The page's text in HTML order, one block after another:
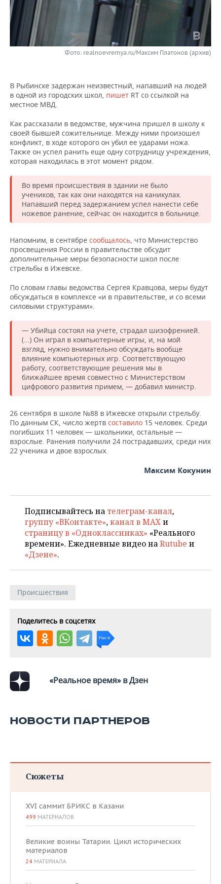
НЕФТЕХИМИЯ
НЕФТЬ
ОПК
РОЗНИЧНАЯ ТОРГОВЛЯ
ТРАНСПОРТ
НОВОСТИ ТЕХНОЛОГИЙ
IT
ТЕЛЕКОММУНИКАЦИИ
МЕРОПРИЯТИЯ
НОВОСТИ МЕРОПРИЯТИЙ
БИЗНЕС-БРАНЧИ
ONLINE-КОНФЕРЕНЦИИ
ОТКРЫТАЯ ЛЕКЦИЯ
СПОРТ
ФУТБОЛ
ХОККЕЙ
БАСКЕТБОЛ
ВОЛЕЙБОЛ
КИБЕРСПОРТ
ФИГУРНОЕ КАТАНИЕ
ВОДНЫЕ ВИДЫ СПОРТА
ХОККЕЙ С МЯЧОМ
НОВОСТИ ОБЩЕСТВА
ВЛАСТЬ
ИНФРАСТРУКТУРА
ИСТОРИЯ
КУЛЬТУРА
МЕДИЦИНА
ОБРАЗОВАНИЕ
ПРОИСШЕСТВИЯ
ФОТОГАЛЕРЕЯ
СЮЖЕТЫ
СПРАВОЧНИК
СПИСОК ПЕРСОН
СПИСОК КОМПАНИЙ
ПОЛНАЯ ВЕРСИЯ
Фото: realnoevremya.ru/Максим Платонов (архив)
В Рыбинске задержан неизвестный, напавший на людей
в одной из городских школ, пишет RT со ссылкой на
местное МВД.
Как рассказали в ведомстве, мужчина пришел в школу к
своей бывшей сожительнице. Между ними произошел
конфликт, в ходе которого он убил ее ударами ножа.
Также он успел ранить еще одну сотрудницу учреждения,
которая находилась в этот момент рядом.
Во время происшествия в здании не было
учеников, так как они находятся на каникулах.
Напавший перед задержанием успел нанести себе
ножевое ранение, сейчас он находится в больнице.
Напомним, в сентябре сообщалось, что Министерство
просвещения России в правительстве обсудит
дополнительные меры безопасности школ после
стрельбы в Ижевске.
По словам главы ведомства Сергея Кравцова, меры будут
обсуждаться в комплексе «и в правительстве, и со всеми
силовыми структурами».
— Убийца состоял на учете, страдал шизофренией.
(...) Он играл в компьютерные игры, и, на мой
взгляд, нужно внимательно обсуждать вообще
влияние компьютерных игр. Соответствующую
работу, соответствующие решения мы в
ближайшее время совместно с Министерством
цифрового развития примем, — добавил министр.
26 сентября в школе №88 в Ижевске открыли стрельбу.
По данным СК, число жертв составило 15 человек. Среди
погибших 11 человек — школьники, остальные —
взрослые. Ранения получили 24 пострадавших, среди них
22 ученика и двое взрослых.
Максим Кокунин
Подписывайтесь на телеграм-канал,
группу «ВКонтакте»,канал в MAXи
страницу в «Одноклассниках» «Реального
времени». Ежедневные видео наRutube и
«Дзене».
Происшествия
Поделитесь в соцсетях
«Реальное время» в Дзен
НОВОСТИ ПАРТНЕРОВ
Сюжеты
XVI саммит БРИКС в Казани
499 МАТЕРИАЛОВ
Великие воины Татарии. Цикл исторических
материалов
24 МАТЕРИАЛА